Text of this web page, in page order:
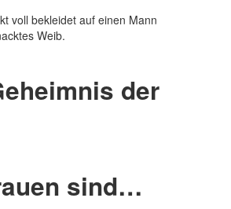
voll bekleidet auf einen Mann
Weib.
der
sind…